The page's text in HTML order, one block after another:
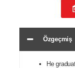
Özgeçmiş
He